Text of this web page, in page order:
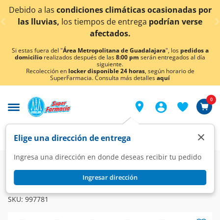
< div class="carousel-inner">
climáticas ocasionadas por
los tiempos de entregapodrían verse
¡Ahora
Si estas fuera del "Área Metropolitana de Guadalajara", los pedidos a
domicilio realizados después de las8:00 pm serán entregados al día
siguiente.
Recolección en locker disponible 24 horas, según horario de
SuperFarmacia. Consulta más detallesaquí
Elige una dirección de entrega
Ingresa una dirección en donde deseas recibir tu pedido
Ingresar dirección
×
0
Farmacia Dermatología Antimicóticos
Femisan 3D 800mg/100mg, 3 Tabletas.
SKU: 997781